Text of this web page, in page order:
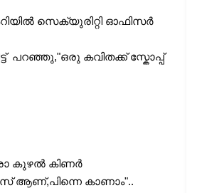
സെക്യുരിറ്റി ഓഫിസർ
പറഞ്ഞു,"ഒരു കവിതക്ക് സ്കോപ്പ്
കുഴൽ കിണർ
ആണ്,പിന്നെ കാണാം"..